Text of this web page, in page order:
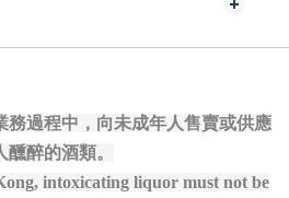
務過程中，向未成年人售賣或供應
醺醉的酒類。
intoxicating liquor must not be